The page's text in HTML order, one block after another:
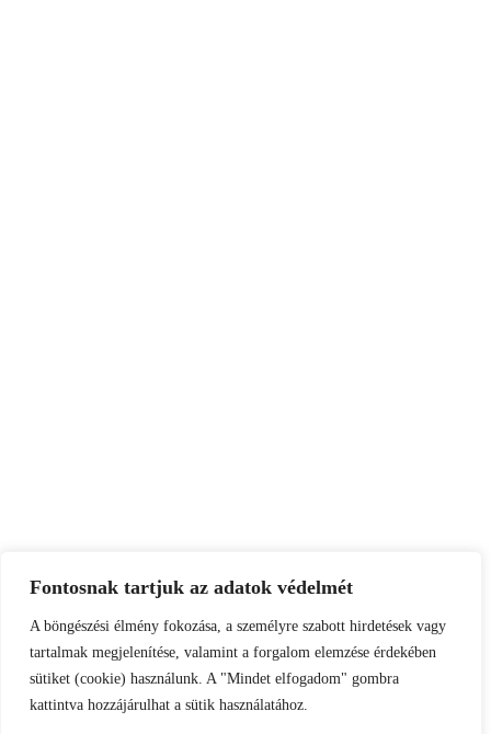
Fontosnak tartjuk az adatok védelmét
A böngészési élmény fokozása, a személyre szabott hirdetések vagy
tartalmak megjelenítése, valamint a forgalom elemzése érdekében
sütiket (cookie) használunk. A "Mindet elfogadom" gombra
kattintva hozzájárulhat a sütik használatához.